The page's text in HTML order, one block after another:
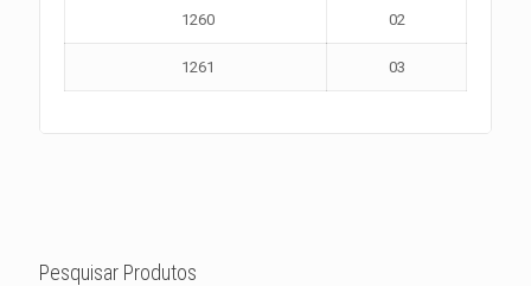
1260 02
1261 03
Pesquisar Produtos